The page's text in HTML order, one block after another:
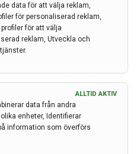
data för att välja reklam,
för personaliserad reklam,
för att välja
reklam, Utveckla och
ALLTID AKTIV
data från andra
enheter, Identifierar
information som överförs